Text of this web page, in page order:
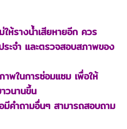
ห้รางน้ำเสียหายอีก ควร
ระจำ และตรวจสอบสภาพของ
พในการซ่อมแซม เพื่อให้
วนานขึ้น
คำถามอื่นๆ สามารถสอบถาม